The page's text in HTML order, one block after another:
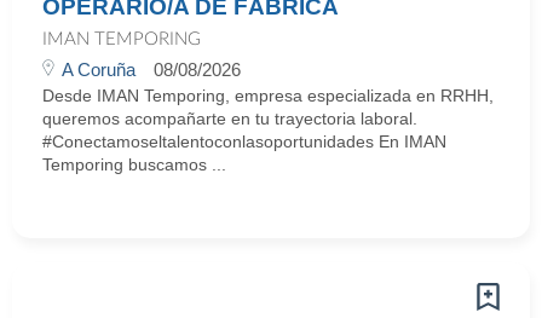
OPERARIO/A DE FÁBRICA
IMAN TEMPORING
A Coruña 08/08/2026
Desde IMAN Temporing, empresa especializada en RRHH,
queremos acompañarte en tu trayectoria laboral.
#Conectamoseltalentoconlasoportunidades En IMAN
Temporing buscamos ...